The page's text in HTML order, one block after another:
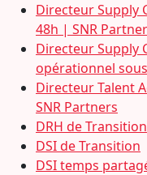
Directeur Supply
48h | SNR
Directeur Supply
opérationnel
Directeur Talent
SNR Partners
DRH de Transition
DSI de Transition
DSI temps